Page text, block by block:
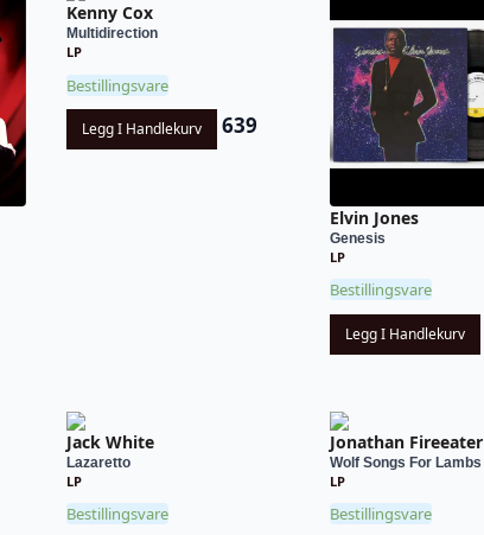
Kenny Cox
Multidirection
LP
Bestillingsvare
Legg I Handlekurv 639
Elvin Jones
Genesis
LP
Bestillingsvare
Legg I Handlekurv
Jack White
Lazaretto
LP
Bestillingsvare
Jonathan Fireeater
Wolf Songs For Lambs
LP
Bestillingsvare